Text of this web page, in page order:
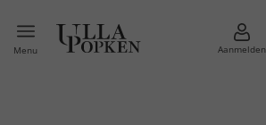
Menu Aanmelden